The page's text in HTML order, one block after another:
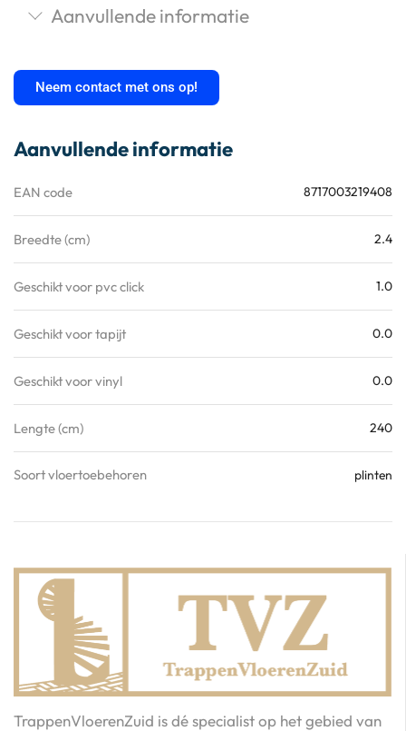
efficiënte manier om hun vloerprojecten te voltooien.
alleen een esthetische meerwaarde, maar beschermt
ook de randen van uw vloer tegen stof en vuil. Maak uw
gebruiksvriendelijke plakplint.
Aanvullende informatie
Neem contact met ons op!
Aanvullende informatie
EAN code 8717003219408
Breedte (cm) 2.4
Geschikt voor pvc click 1.0
Geschikt voor tapijt 0.0
Geschikt voor vinyl 0.0
Lengte (cm) 240
Soort vloertoebehoren plinten
TrappenVloerenZuid is dé specialist op het gebied van